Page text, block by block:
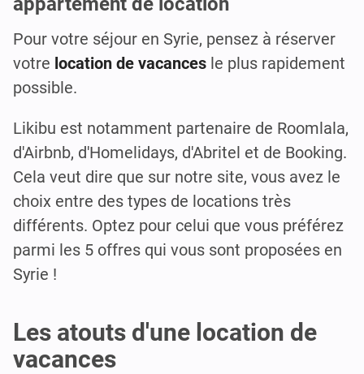
Pour votre séjour en Syrie, pensez à réserver
votre location de vacances le plus rapidement
possible.
Likibu est notamment partenaire de Roomlala,
d'Airbnb, d'Homelidays, d'Abritel et de Booking.
Cela veut dire que sur notre site, vous avez le
choix entre des types de locations très
différents. Optez pour celui que vous préférez
parmi les 5 offres qui vous sont proposées en
Syrie !
Les atouts d'une location de
vacances